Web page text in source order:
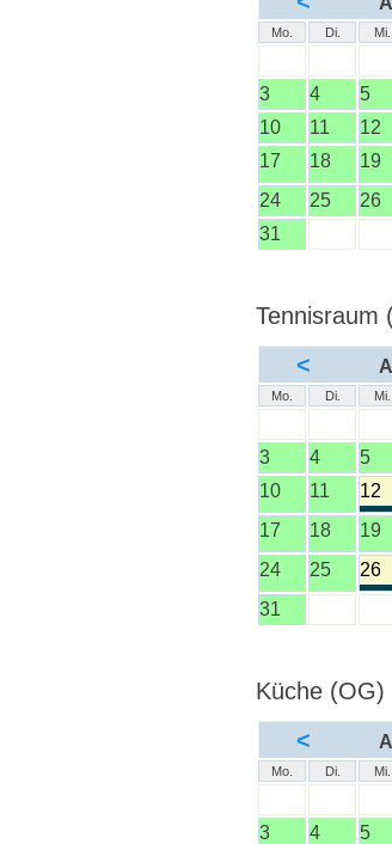
Mo. Di. Mi.
3
4 5
10
11 12
17
18 19
24
25 26
31
Tennisraum
<
Mo. Di. Mi.
3
4 5
10
11 12
17
18 19
24
25 26
31
Küche (OG)
<
Mo. Di. Mi.
3
4 5